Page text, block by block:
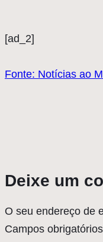
[ad_2]
Fonte: Notícias ao
Deixe um
O seu endereço de
Campos